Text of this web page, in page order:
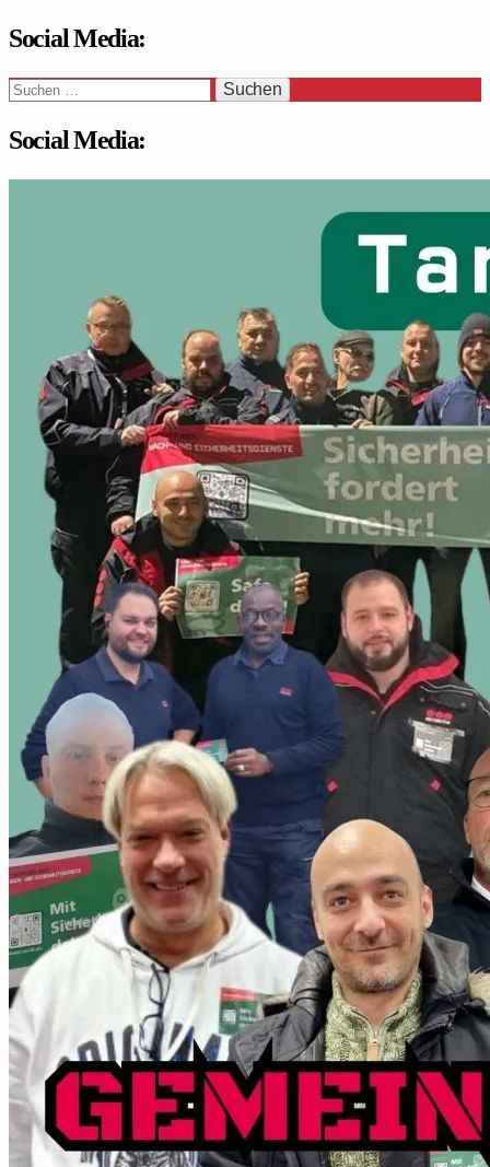
Social Media:
Suchen
nach:
Social Media:
Infoportal Wach- und Sicherheitsbranche in Hessen